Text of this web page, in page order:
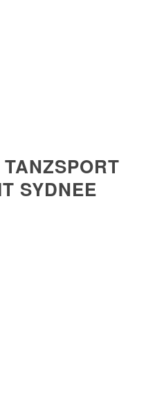
SYDNEE